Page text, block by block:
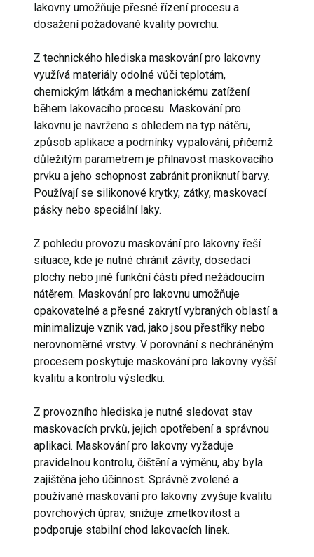
lakovny umožňuje přesné řízení procesu a
dosažení požadované kvality povrchu.
Z technického hlediska maskování pro lakovny
využívá materiály odolné vůči teplotám,
chemickým látkám a mechanickému zatížení
během lakovacího procesu. Maskování pro
lakovnu je navrženo s ohledem na typ nátěru,
způsob aplikace a podmínky vypalování, přičemž
důležitým parametrem je přilnavost maskovacího
prvku a jeho schopnost zabránit proniknutí barvy.
Používají se silikonové krytky, zátky, maskovací
pásky nebo speciální laky.
Z pohledu provozu maskování pro lakovny řeší
situace, kde je nutné chránit závity, dosedací
plochy nebo jiné funkční části před nežádoucím
nátěrem. Maskování pro lakovnu umožňuje
opakovatelné a přesné zakrytí vybraných oblastí a
minimalizuje vznik vad, jako jsou přestřiky nebo
nerovnoměrné vrstvy. V porovnání s nechráněným
procesem poskytuje maskování pro lakovny vyšší
kvalitu a kontrolu výsledku.
Z provozního hlediska je nutné sledovat stav
maskovacích prvků, jejich opotřebení a správnou
aplikaci. Maskování pro lakovny vyžaduje
pravidelnou kontrolu, čištění a výměnu, aby byla
zajištěna jeho účinnost. Správně zvolené a
používané maskování pro lakovny zvyšuje kvalitu
povrchových úprav, snižuje zmetkovitost a
podporuje stabilní chod lakovacích linek.